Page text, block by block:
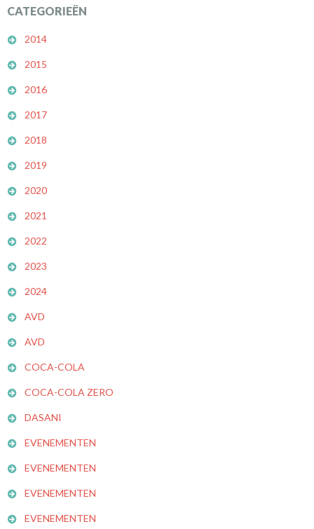
CATEGORIEËN
2014
2015
2016
2017
2018
2019
2020
2021
2022
2023
2024
AVD
AVD
COCA-COLA
COCA-COLA ZERO
DASANI
EVENEMENTEN
EVENEMENTEN
EVENEMENTEN
EVENEMENTEN